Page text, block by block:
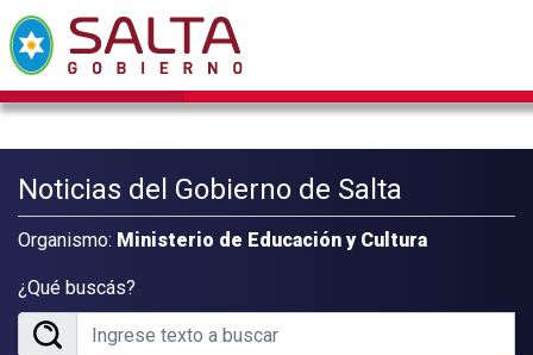
Noticias del Gobierno de Salta
Organismo: Ministerio de Educación y Cultura
¿Qué buscás?